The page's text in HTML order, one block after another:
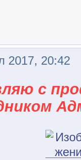
2017, 20:42
с